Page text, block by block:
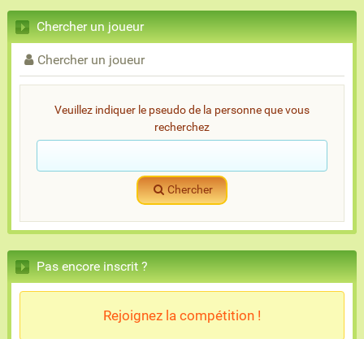
Chercher un joueur
Chercher un joueur
Veuillez indiquer le pseudo de la personne que vous
recherchez
Chercher
Pas encore inscrit ?
Rejoignez la compétition !